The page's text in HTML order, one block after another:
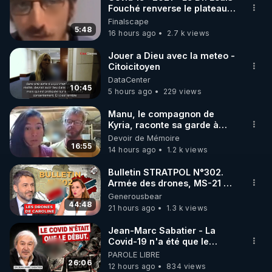
🌱 INSTAGRAM
https://www.instagram.com/rdlr_thierrycasasnovas/
http://rgnr.li/instagram
🌱 LA NEWSLETTER
Pour ne pas rater l’actualité RGNR (stages,
http://rgnr.li/news
🌱 VIDÉOS NON CENSURÉES SUR ODYSEE
Toutes les vidéos Youtube sont aussi sur la
http://rgnr.li/odysee
🌱 LES STAGES EN PRÉSENTIEL
http://rgnr.li/stages
5:48
Fouché renverse le plateau
de CNews !
Finalscape
16 hours ago
2.7 k views
10:45
Jouer a Dieu avec la meteo -
Citoicitoyen
DataCenter
5 hours ago
229 views
16:55
Manu, le compagnon de
Kyria, raconte sa garde à
vue musclée. PARTAGEZ!
Devoir de Mémoire
14 hours ago
1.2 k views
44:48
Bulletin STRATPOL N°302.
Armée des drones, MS-21 en
série, missiles coréens.
07.08.2026.
Generousbear
21 hours ago
1.3 k views
26:06
Jean-Marc Sabatier - La
Covid-19 n'a été que le
début - L'ARNm & l'ARNm-aa
jusqu où auront-t-il ?
PAROLE LIBRE
12 hours ago
834 views